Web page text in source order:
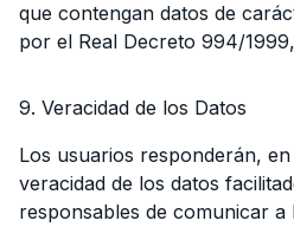
que contengan datos de
por el Real Decreto 994/1999,
9. Veracidad de los Datos
Los usuarios responderán,
veracidad de los datos
responsables de comunicar a